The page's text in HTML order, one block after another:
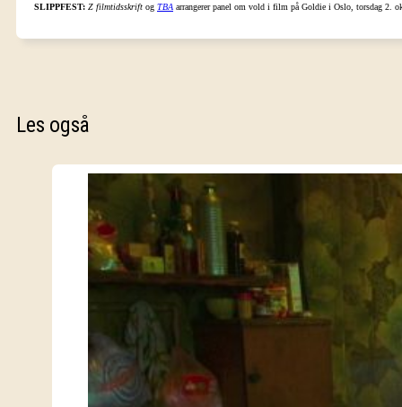
SLIPPFEST: Z filmtidsskrift og TBA arrangerer panel om vold i film på Goldie i Oslo, torsdag 2.
Les også